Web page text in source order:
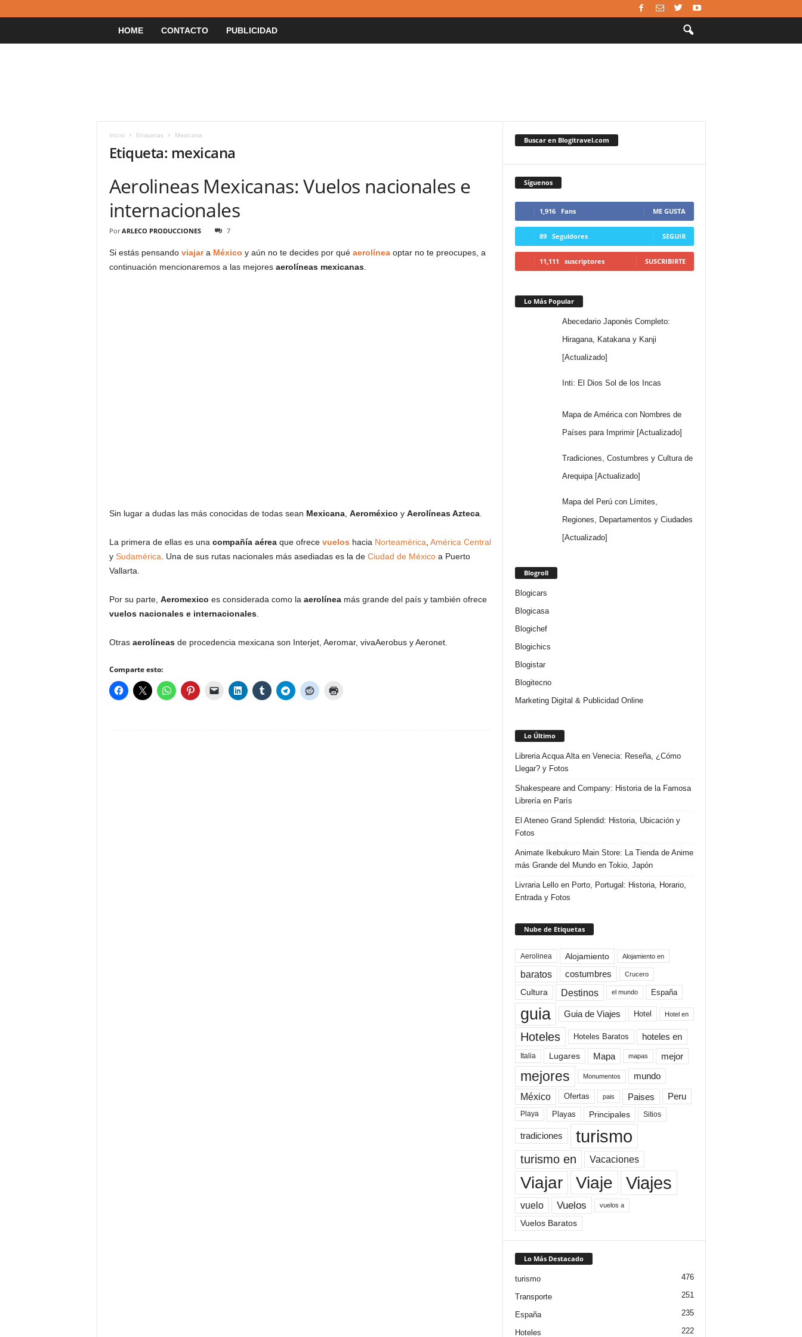
HOME CONTACTO PUBLICIDAD
Inicio Etiquetas Mexicana
Etiqueta: mexicana
Aerolineas Mexicanas: Vuelos nacionales e
internacionales
Por ARLECO PRODUCCIONES 7
Si estás pensando viajara México y aún no te decides por qué aerolíneaoptar no te preocupes, a
continuación mencionaremos a las mejores aerolíneas mexicanas.
Sin lugar a dudas las más conocidas de todas sean Mexicana, Aeroméxico y Aerolíneas Azteca.
La primera de ellas es una compañía aéreaque ofrece vuelos hacia Norteamérica América Central
y Sudamérica . Una de sus rutas nacionales más asediadas es la de Ciudad de Méxicoa Puerto
Vallarta.
Por su parte, Aeromexico es considerada como la aerolíneamás grande del país y también ofrece
vuelos nacionales e internacionales.
Otras aerolíneasde procedencia mexicana son Interjet, Aeromar, vivaAerobus y Aeronet.
Comparte esto:
Buscar en Blogitravel.com
Síguenos
1,916 Fans ME GUSTA
89 Seguidores SEGUIR
11,111 suscriptores SUSCRIBIRTE
Lo Más Popular
Abecedario Japonés Completo:
Hiragana, Katakana y Kanji
[Actualizado]
Inti: El Dios Sol de los Incas
Mapa de América con Nombres de
Países para Imprimir [Actualizado]
Tradiciones, Costumbres y Cultura de
Arequipa [Actualizado]
Mapa del Perú con Límites,
Regiones, Departamentos y Ciudades
[Actualizado]
Blogroll
Blogicars
Blogicasa
Blogichef
Blogichics
Blogistar
Blogitecno
Marketing Digital & Publicidad Online
Lo Último
Libreria Acqua Alta en Venecia: Reseña, ¿Cómo
Llegar? y Fotos
Shakespeare and Company: Historia de la Famosa
Librería en París
El Ateneo Grand Splendid: Historia, Ubicación y
Fotos
Animate Ikebukuro Main Store: La Tienda de Anime
más Grande del Mundo en Tokio, Japón
Livraria Lello en Porto, Portugal: Historia, Horario,
Entrada y Fotos
Nube de Etiquetas
Aerolinea Alojamiento Alojamiento en
baratos costumbres Crucero
Cultura Destinos el mundo España
guia Guia de Viajes Hotel Hotel en
Hoteles Hoteles Baratos hoteles en
Italia Lugares Mapa mapas mejor
mejores Monumentos mundo
México Ofertas pais Paises Peru
Playa Playas Principales Sitios
tradiciones turismo
turismo en Vacaciones
Viajar Viaje Viajes
vuelo Vuelos vuelos a
Vuelos Baratos
Lo Más Destacado
turismo 476
Transporte 251
España 235
Hoteles 222